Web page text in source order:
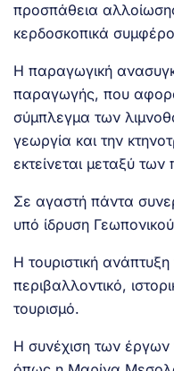
προσπάθεια
κερδοσκοπικά
Η παραγωγική
παραγωγής, που
σύμπλεγμα των
γεωργία και την
εκτείνεται μεταξύ
Σε αγαστή πάντα
υπό ίδρυση
Η τουριστική
περιβαλλοντικό,
τουρισμό.
Η συνέχιση των έργων